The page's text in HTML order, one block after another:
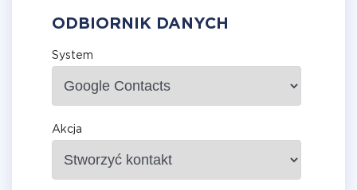
ODBIORNIK DANYCH
System
Akcja